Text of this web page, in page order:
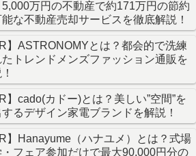
5,000万円の不動産で約171万円の節約
能な不動産売却サービスを徹底解説！
】ASTRONOMYとは？都会的で洗練
たトレンドメンズファッション通販を
】cado(カドー)とは？美しい”空間”を
るデザイン家電ブランドを解説！
】Hanayume（ハナユメ）とは？式場
・フェア参加だけで最大90,000円分の